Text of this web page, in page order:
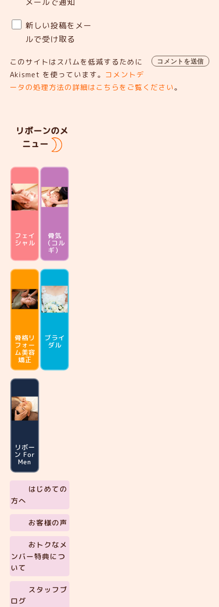
新しい投稿をメー
ルで受け取る
このサイトはスパムを低減するために
Akismet を使っています。 コメントデ
ータの処理方法の詳細はこちらをご覧ください。
リボーンのメ
ニュー
フェイ
シャル
骨気
（コル
ギ）
骨格リ
フォー
ム美容
矯正
ブライ
ダル
リボー
ン For
Men
はじめての
方へ
お客様の声
おトクなメ
ンバー特典につ
いて
スタッフブ
ログ